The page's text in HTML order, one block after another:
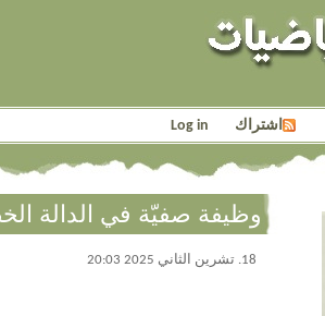
اشتراك Log in
وظيفة صفيّة في الدالة
18. تشرين الثاني 2025 20:03